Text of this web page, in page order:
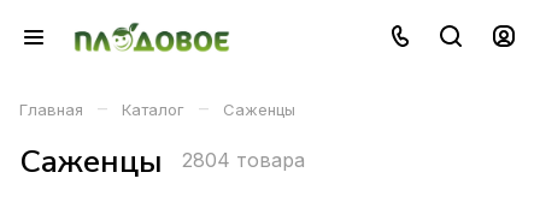
Главная – Каталог – Саженцы
Саженцы 2804 товара